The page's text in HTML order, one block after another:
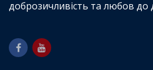
доброзичливість та любов до